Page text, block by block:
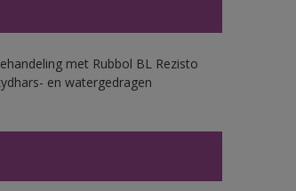
met Rubbol BL Rezisto
en watergedragen